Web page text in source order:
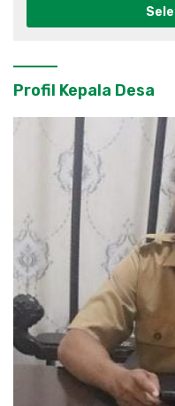
Profil Kepala Desa